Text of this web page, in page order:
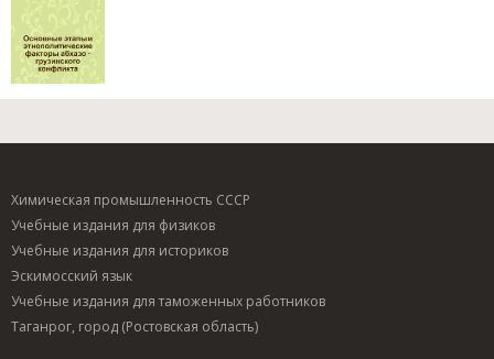
Химическая промышленность СССР
Учебные издания для физиков
Учебные издания для историков
Эскимосский язык
Учебные издания для таможенных работников
Таганрог, город (Ростовская область)